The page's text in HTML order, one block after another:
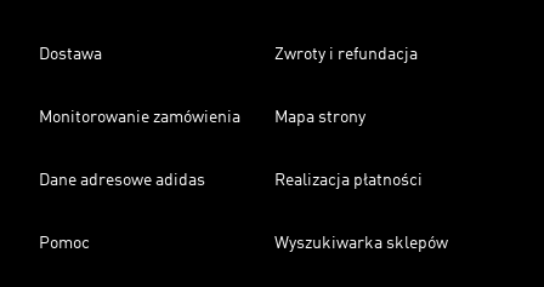
Dostawa Zwroty i refundacja
Monitorowanie zamówienia Mapa strony
Dane adresowe adidas Realizacja płatności
Pomoc Wyszukiwarka sklepów